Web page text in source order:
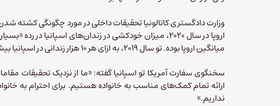
وزارت دادگستری کاتالونیا تحقیقات داخلی در مورد چگونگی کشته
میانگین اروپا بوده. تو سال ۲۰۱۹، به ازای هر ۱۰ هزار زندانی در اسپانیا بیشتر از ۸ مورد خودکشی اتفاق افتاده.
سخنگوی سفارت آمریکا تو اسپانیا گفته: «ما از نزدیک تحقیقات
ارائه تمام کمک‌های مناسب به خانواده هستیم. برای احترام به
نداریم.»